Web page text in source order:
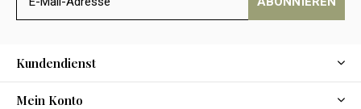
Kundendienst
Mein Konto